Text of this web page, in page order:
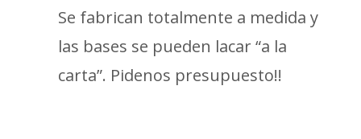
Se fabrican totalmente a medida y
las bases se pueden lacar “a la
carta”. Pidenos presupuesto!!